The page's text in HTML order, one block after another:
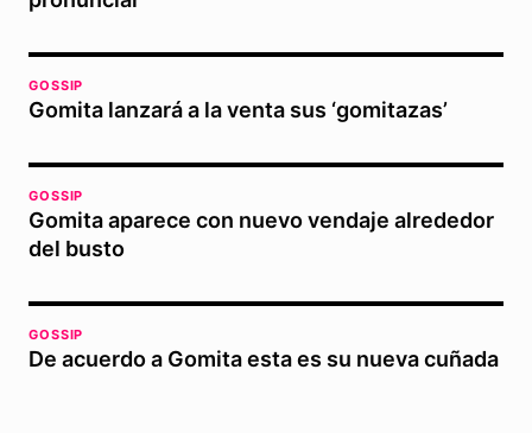
GOSSIP
Gomita lanzará a la venta sus ‘gomitazas’
GOSSIP
Gomita aparece con nuevo vendaje alrededor
del busto
GOSSIP
De acuerdo a Gomita esta es su nueva cuñada